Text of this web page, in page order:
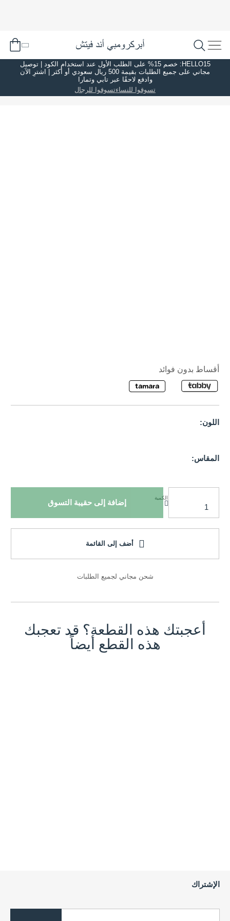
HELLO15: خصم 15% على الطلب الأول عند استخدام الكود | توصيل
مجاني على جميع الطلبات بقيمة 500 ريال سعودي أو أكثر | اشترِ الآن
وادفع لاحقًا عبر تابي وتمارا
تسوقوا للنساءتسوقوا للرجال
أقساط بدون فوائد
اللون:
المقاس:
الكمية
إضافة إلى حقيبة التسوق
أضف إلى القائمة
شحن مجاني لجميع الطلبات
أعجبتك هذه القطعة؟ قد تعجبك
هذه القطع أيضاً
الإشتراك